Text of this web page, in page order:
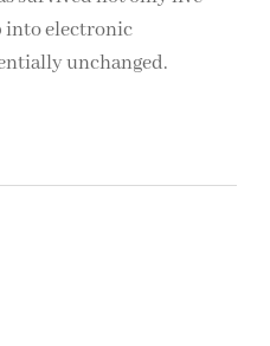
into electronic
unchanged.